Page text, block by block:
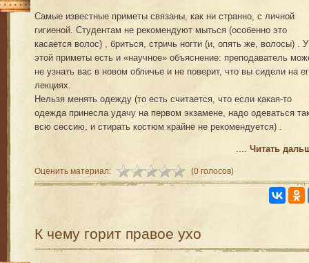
Самые известные приметы связаны, как ни странно, с личной
гигиеной. Студентам не рекомендуют мыться (особенно это
касается волос) , бриться, стричь ногти (и, опять же, волосы) . У
этой приметы есть и «научное» объяснение: преподаватель
не узнать вас в новом обличье и не поверит, что вы сидели на
лекциях.
Нельзя менять одежду (то есть считается, что если какая-то
одежда принесла удачу на первом экзамене, надо одеваться
всю сессию, и стирать костюм крайне не рекомендуется) .
.... Читать
Оценить материал: (0 голосов)
К чему горит правое ухо